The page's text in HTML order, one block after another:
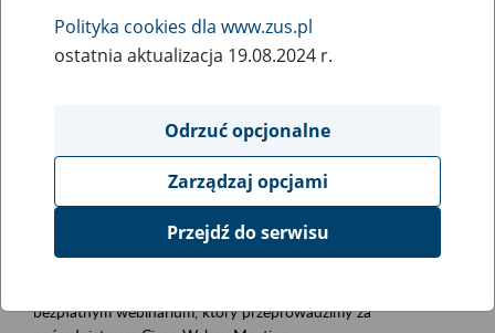
Rodzaj wydarzenia
bezpłatnym webinarium, który przeprowadzimy za
Polityka cookies dla www.zus.pl
ostatnia aktualizacja 19.08.2024 r.
Odrzuć opcjonalne
Zarządzaj opcjami
Przejdź do serwisu